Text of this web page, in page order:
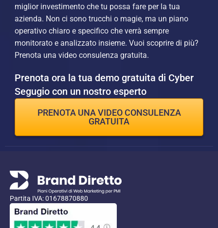
miglior investimento che tu possa fare per la tua
azienda. Non ci sono trucchi o magie, ma un piano
operativo chiaro e specifico che verrà sempre
monitorato e analizzato insieme. Vuoi scoprire di più?
Prenota una video consulenza gratuita.
Prenota ora la tua demo gratuita di Cyber
Segugio con un nostro esperto
PRENOTA UNA VIDEO CONSULENZA
GRATUITA
Partita IVA: 01678870880